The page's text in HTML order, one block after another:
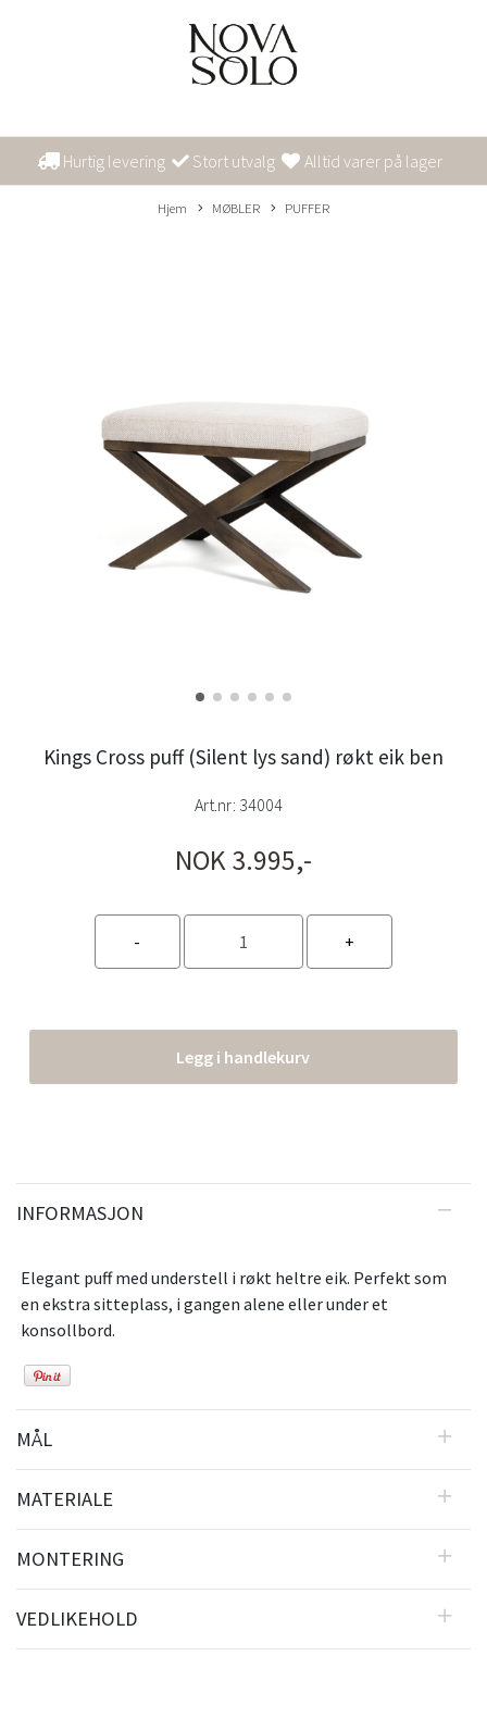
Hurtig levering Stort utvalg Alltid varer på lager
Hjem MØBLER PUFFER
Kings Cross puff (Silent lys sand) røkt eik ben
Art.nr: 34004
NOK 3.995,-
Legg i handlekurv
INFORMASJON
Elegant puff med understell i røkt heltre eik. Perfekt som
en ekstra sitteplass, i gangen alene eller under et
konsollbord.
MÅL
MATERIALE
MONTERING
VEDLIKEHOLD